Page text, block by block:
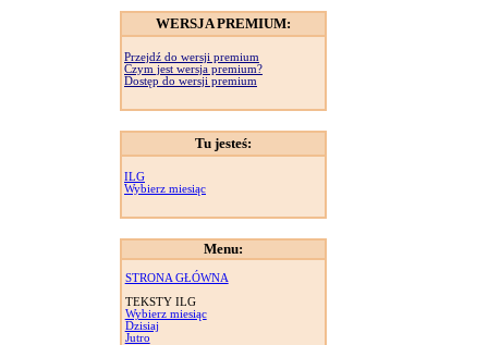
WERSJA PREMIUM:
Przejdź do wersji premium
Czym jest wersja premium?
Dostęp do wersji premium
Tu jesteś:
ILG
Wybierz miesiąc
Menu:
STRONA GŁÓWNA
TEKSTY ILG
Wybierz miesiąc
Dzisiaj
Jutro